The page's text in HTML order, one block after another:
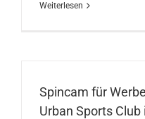
Weiterlesen
Spincam für
Urban Sports